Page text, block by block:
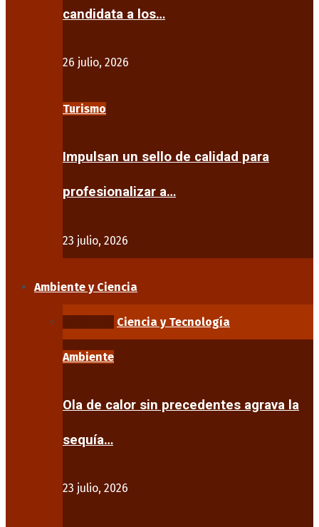
candidata a los…
26 julio, 2026
Turismo
Impulsan un sello de calidad para
profesionalizar a…
23 julio, 2026
Ambiente y Ciencia
Ciencia y Tecnología
Ambiente
Ola de calor sin precedentes agrava la
sequía…
23 julio, 2026